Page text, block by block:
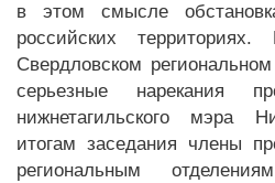
в этом смысле
российских
Свердловском
серьезные нарекания
нижнетагильского мэра
итогам заседания члены
региональным